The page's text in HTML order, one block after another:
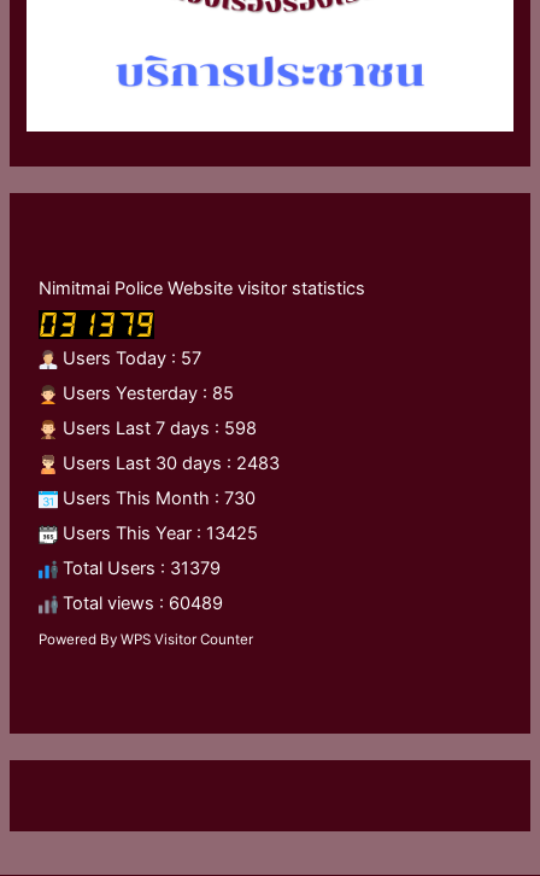
Nimitmai Police Website visitor statistics
Users Today : 57
Users Yesterday : 85
Users Last 7 days : 598
Users Last 30 days : 2483
Users This Month : 730
Users This Year : 13425
Total Users : 31379
Total views : 60489
Powered ByWPS Visitor Counter